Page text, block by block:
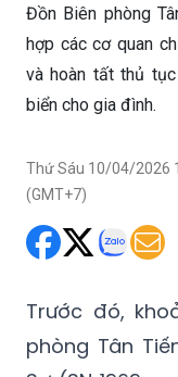
Đồn Biên phòng
hợp các cơ quan
và hoàn tất thủ
biển cho gia đình.
Thứ Sáu 10/04/2026
(GMT+7)
Trước đó,
phòng Tân